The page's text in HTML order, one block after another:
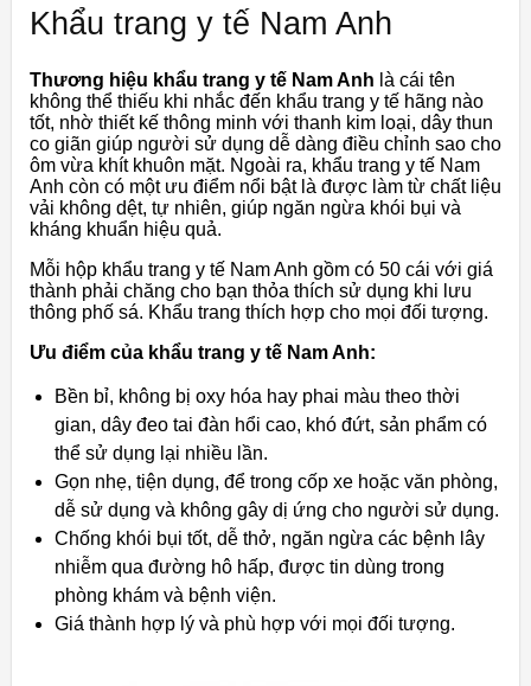
Khẩu trang y tế Nam Anh
Thương hiệu khẩu trang y tế Nam Anh là cái tên
không thể thiếu khi nhắc đến khẩu trang y tế hãng nào
tốt, nhờ thiết kế thông minh với thanh kim loại, dây thun
co giãn giúp người sử dụng dễ dàng điều chỉnh sao cho
ôm vừa khít khuôn mặt. Ngoài ra, khẩu trang y tế Nam
Anh còn có một ưu điểm nổi bật là được làm từ chất liệu
vải không dệt, tự nhiên, giúp ngăn ngừa khói bụi và
kháng khuẩn hiệu quả.
Mỗi hộp khẩu trang y tế Nam Anh gồm có 50 cái với giá
thành phải chăng cho bạn thỏa thích sử dụng khi lưu
thông phố sá. Khẩu trang thích hợp cho mọi đối tượng.
Ưu điểm của khẩu trang y tế Nam Anh:
Bền bỉ, không bị oxy hóa hay phai màu theo thời
gian, dây đeo tai đàn hổi cao, khó đứt, sản phẩm có
thể sử dụng lại nhiều lần.
Gọn nhẹ, tiện dụng, để trong cốp xe hoặc văn phòng,
dễ sử dụng và không gây dị ứng cho người sử dụng.
Chống khói bụi tốt, dễ thở, ngăn ngừa các bệnh lây
nhiễm qua đường hô hấp, được tin dùng trong
phòng khám và bệnh viện.
Giá thành hợp lý và phù hợp với mọi đối tượng.